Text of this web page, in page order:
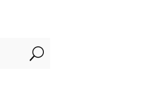
U